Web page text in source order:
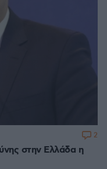
στην Ελλάδα η
2